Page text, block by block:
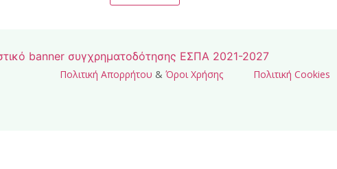
Πολιτική Απορρήτου &Όροι Χρήσης Πολιτική Cookies